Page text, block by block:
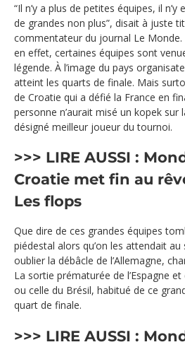
“Il n’y a plus de petites équipes, il
de grandes non plus”, disait à juste
commentateur du journal Le
en effet, certaines équipes sont
légende. À l’image du pays
atteint les quarts de finale. Mais
de Croatie qui a défié la France en
personne n’aurait misé un kopek sur
désigné meilleur joueur du tournoi.
>>> LIRE AUSSI :
Croatie met fin au
Les flops
Que dire de ces grandes équipes
piédestal alors qu’on les attendait
oublier la débâcle de l’Allemagne,
La sortie prématurée de l’Espagne et
ou celle du Brésil, habitué de ce
quart de finale.
>>> LIRE AUSSI :